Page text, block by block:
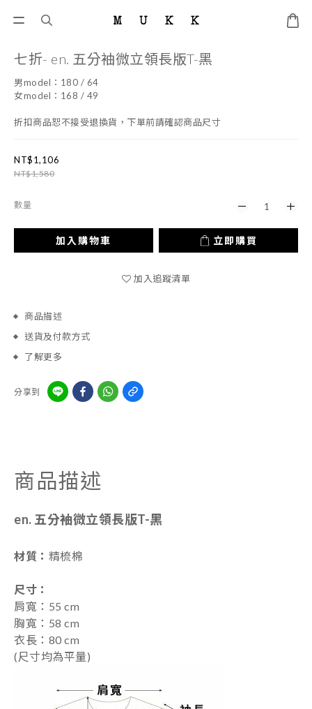
七折- en. 五分袖微立領長版T-黑
男model：180 / 64
女model：168 / 49
折扣商品恕不接受退換貨，下單前請確認商品尺寸
NT$1,106
NT$1,580
數量
加入購物車 立即購買
加入追蹤清單
商品描述
送貨及付款方式
了解更多
分享到
商品描述
en. 五分袖微立領長版T-黑
材質： 精梳棉
尺寸 ：
肩寬：55 cm
胸寬：58 cm
衣長：80 cm
(尺寸均為平量)